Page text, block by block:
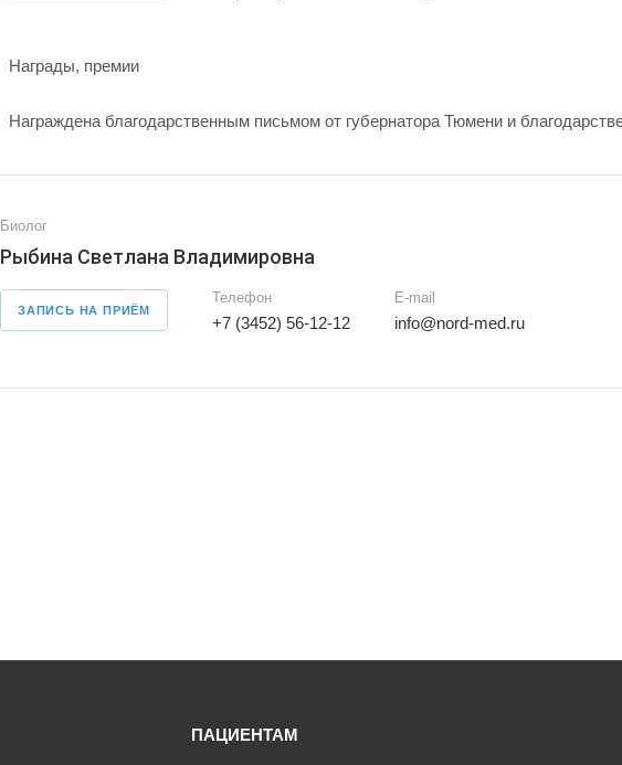
Награды, премии
Награждена благодарственным письмом от губернатора Тюмени и
Биолог
Рыбина Светлана Владимировна
ЗАПИСЬ НА ПРИЁМ
Телефон
+7 (3452) 56-12-12
E-mail
info@nord-med.ru
ПАЦИЕНТАМ